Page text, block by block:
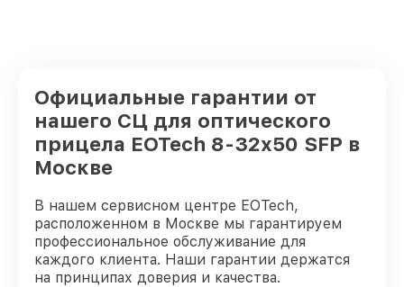
Официальные гарантии от
нашего СЦ для оптического
прицела EOTech 8-32x50 SFP в
Москве
В нашем сервисном центре EOTech,
расположенном в Москве мы гарантируем
профессиональное обслуживание для
каждого клиента. Наши гарантии держатся
на принципах доверия и качества.